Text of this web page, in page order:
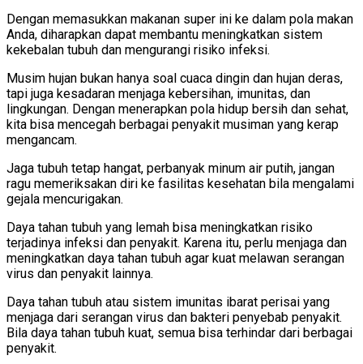
Dengan memasukkan makanan super ini ke dalam pola makan
Anda, diharapkan dapat membantu meningkatkan sistem
kekebalan tubuh dan mengurangi risiko infeksi.
Musim hujan bukan hanya soal cuaca dingin dan hujan deras,
tapi juga kesadaran menjaga kebersihan, imunitas, dan
lingkungan. Dengan menerapkan pola hidup bersih dan sehat,
kita bisa mencegah berbagai penyakit musiman yang kerap
mengancam.
Jaga tubuh tetap hangat, perbanyak minum air putih, jangan
ragu memeriksakan diri ke fasilitas kesehatan bila mengalami
gejala mencurigakan.
Daya tahan tubuh yang lemah bisa meningkatkan risiko
terjadinya infeksi dan penyakit. Karena itu, perlu menjaga dan
meningkatkan daya tahan tubuh agar kuat melawan serangan
virus dan penyakit lainnya.
Daya tahan tubuh atau sistem imunitas ibarat perisai yang
menjaga dari serangan virus dan bakteri penyebab penyakit.
Bila daya tahan tubuh kuat, semua bisa terhindar dari berbagai
penyakit.